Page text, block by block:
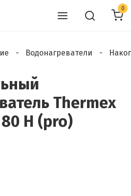
0
Водонагреватели
Thermex
H (pro)